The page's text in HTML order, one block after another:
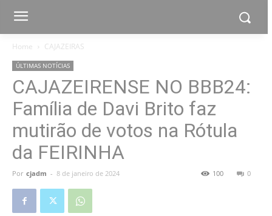
Home CAJAZEIRAS
ÚLTIMAS NOTÍCIAS
CAJAZEIRENSE NO BBB24:
Família de Davi Brito faz
mutirão de votos na Rótula
da FEIRINHA
Por cjadm - 8 de janeiro de 2024 0
100